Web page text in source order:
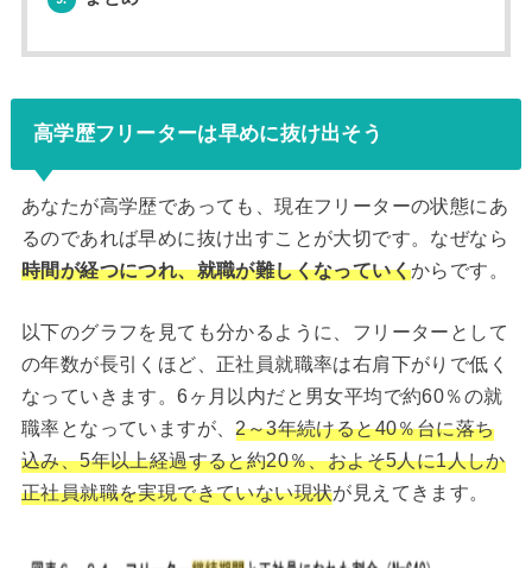
高学歴フリーターは早めに抜け出そう
あなたが高学歴であっても、現在フリーターの状態にあ
るのであれば早めに抜け出すことが大切です。なぜなら
時間が経つにつれ、就職が難しくなっていくからです。
以下のグラフを見ても分かるように、フリーターとして
の年数が長引くほど、正社員就職率は右肩下がりで低く
なっていきます。6ヶ月以内だと男女平均で約60％の就
職率となっていますが、2～3年続けると40％台に落ち
込み、5年以上経過すると約20％、およそ5人に1人しか
正社員就職を実現できていない現状が見えてきます。